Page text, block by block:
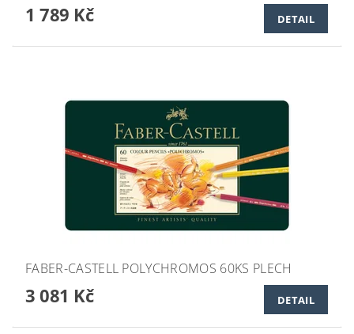
1 789 Kč DETAIL
FABER-CASTELL POLYCHROMOS 60KS PLECH
3 081 Kč DETAIL